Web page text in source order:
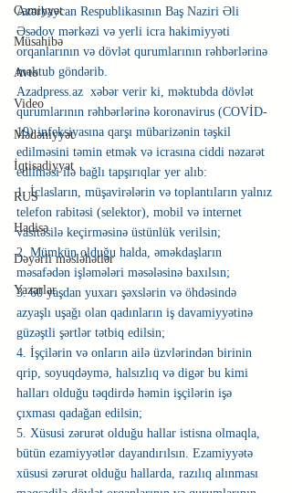
Cəmiyyət
Müsahibə
Avto
Video
Mədəniyyət
İqtisadiyyat
RUS
Hadisə
Dəyərli məsləhətlər
Yazarlar
Azərbaycan Respublikasının Baş Naziri Əli
Əsədov mərkəzi və yerli icra hakimiyyəti
orqanlarının və dövlət qurumlarının rəhbərlərinə
məktub göndərib.
Azadpress.az  xəbər verir ki, məktubda dövlət
qurumlarının rəhbərlərinə koronavirus (COVİD-
19) infeksiyasına qarşı mübarizənin təşkil
edilməsini təmin etmək və icrasına ciddi nəzarət
edilməsi ilə bağlı tapşırıqlar yer alıb:
1. İclasların, müşavirələrin və toplantıların yalnız
telefon rabitəsi (selektor), mobil və internet
vasitəsilə keçirməsinə üstünlük verilsin;
2. Mümkün olduğu halda, əməkdaşların
məsafədən işləmələri məsələsinə baxılsın;
3. 60 yaşdan yuxarı şəxslərin və öhdəsində
azyaşlı uşağı olan qadınların iş davamiyyətinə
güzəştli şərtlər tətbiq edilsin;
4. İşçilərin və onların ailə üzvlərindən birinin
qrip, soyuqdəymə, halsızlıq və digər bu kimi
halları olduğu təqdirdə həmin işçilərin işə
çıxması qadağan edilsin;
5. Xüsusi zərurət olduğu hallar istisna olmaqla,
bütün ezamiyyətlər dayandırılsın. Ezamiyyətə
xüsusi zərurət olduğu hallarda, razılıq alınması